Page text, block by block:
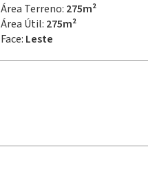
Área Terreno: 275m²
Área Útil: 275m²
Face: Leste